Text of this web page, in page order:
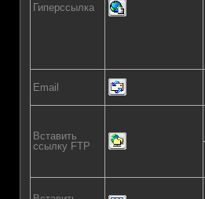
Гиперссылка
Email
Вставить
ссылку FTP